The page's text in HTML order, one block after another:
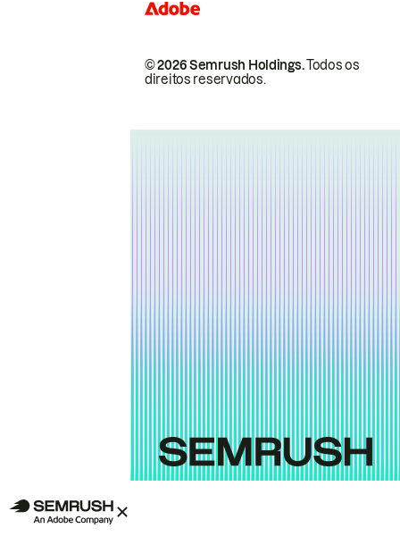
© 2026 Semrush Holdings.Todos os
direitos reservados.